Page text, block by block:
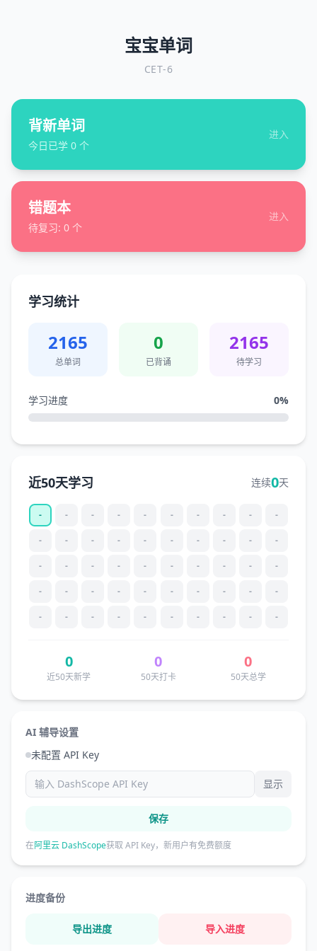
宝宝单词
CET-6
背新单词
今日已学 0 个
进入
错题本
待复习: 0 个
进入
学习统计
2165
总单词
0
已背诵
2165
待学习
学习进度 0%
近50天学习 连续0天
- - - - - - - - - -
- - - - - - - - - -
- - - - - - - - - -
- - - - - - - - - -
- - - - - - - - - -
0
近50天新学
0
50天打卡
0
50天总学
AI 辅导设置
未配置 API Key
显示
保存
在阿里云 DashScope获取 API Key，新用户有免费额度
进度备份
导出进度 导入进度